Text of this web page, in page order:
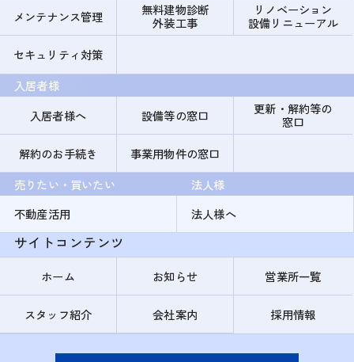
メンテナンス管理
無料建物診断
外装工事
リノベーション
設備リニューアル
セキュリティ対策
入居者様
入居者様へ
設備等の窓口
更新・解約等の
窓口
解約のお手続き
事業用物件の窓口
売りたい・買いたい
不動産活用
法人様
法人様へ
サイトコンテンツ
ホーム お知らせ 営業所一覧
スタッフ紹介 会社案内 採用情報